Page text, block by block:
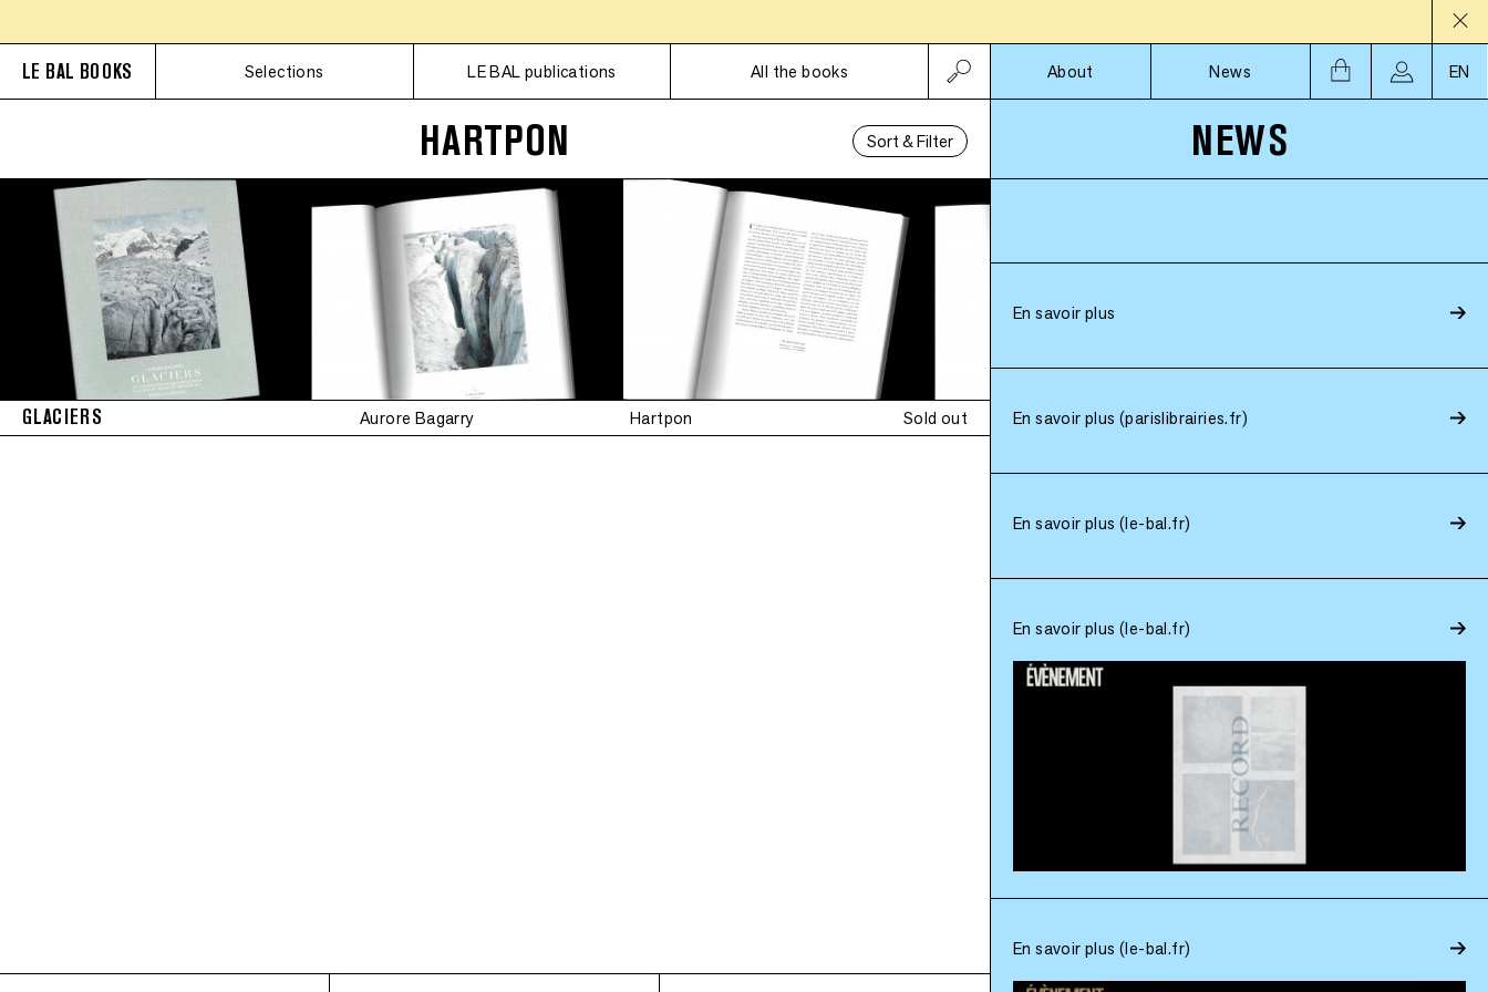
LE BAL BOOKS Selections LE BAL publications All the books
Subscriptions
About
News EN
HARTPON Sort & Filter
GLACIERS Aurore Bagarry Hartpon Sold out
NEWS
En savoir plus
En savoir plus (parislibrairies.fr)
En savoir plus (le-bal.fr)
En savoir plus (le-bal.fr)
En savoir plus (le-bal.fr)